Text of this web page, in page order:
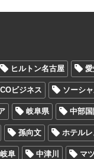
ヒルトン名古屋
ICOビジネス ソーシ
岐阜県 中部
孫向文 ホテル
岐阜 中津川 マ